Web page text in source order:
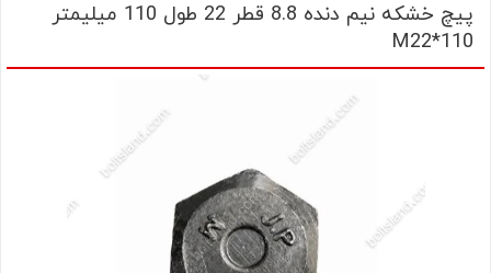
پیچ خشکه نیم دنده 8.8 قطر 22 طول 110 میلیمتر
M22*110